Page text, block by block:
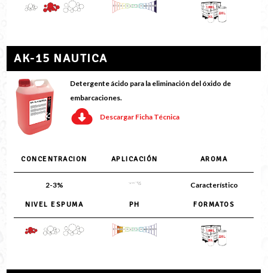
AK-15 NAUTICA
Detergente ácido para la eliminación del óxido de
embarcaciones.
Descargar Ficha Técnica
CONCENTRACION APLICACIÓN AROMA
2-3% Característico
NIVEL ESPUMA PH FORMATOS